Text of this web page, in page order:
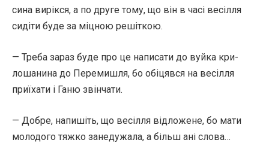
сина вирікся, а по друге тому, що він в часі весілля
сидіти буде за міцною решіткою.
— Треба зараз буде про це написати до вуйка кри-
лошанина до Перемишля, бо обіцявся на весілля
приїхати і Ганю звінчати.
— Добре, напишіть, що весілля відложене, бо мати
молодого тяжко занедужала, а більш ані слова…